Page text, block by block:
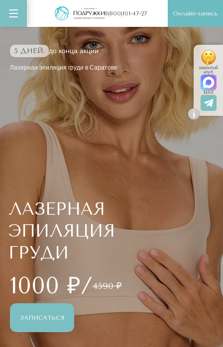
8(800)101-47-27 Онлайн-запись
5 ДНЕЙ. до конца акции
Лазерная эпиляция груди в Саратове
ЛАЗЕРНАЯ
ЭПИЛЯЦИЯ
ГРУДИ
1000 ₽/4590 ₽
ЗАПИСАТЬСЯ
i
закрытый
клуб
MAX